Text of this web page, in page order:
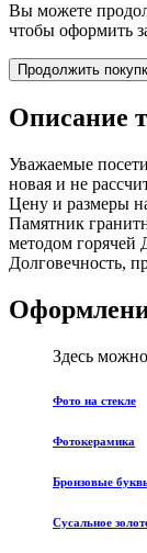
Вы можете
чтобы оформить
Продолжить
Описание
Уважаемые
новая и не
Цену и размеры
Памятник
методом горячей
Долговечность,
Здесь
Фото на стекле
Фотокерамика
Бронзовые
Сусальное